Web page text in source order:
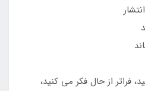
فراتر از حال فکر می کنید،